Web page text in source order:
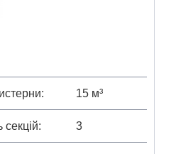
15 м³
секцій 3